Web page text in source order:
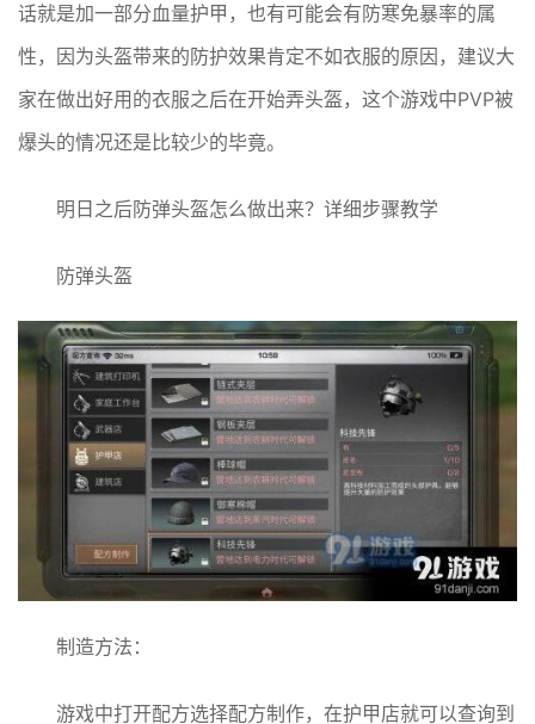
话就是加一部分血量护甲，也有可能会有防寒免暴率的属
性，因为头盔带来的防护效果肯定不如衣服的原因，建议大
家在做出好用的衣服之后在开始弄头盔，这个游戏中PVP被
爆头的情况还是比较少的毕竟。
明日之后防弹头盔怎么做出来？详细步骤教学
防弹头盔
制造方法：
游戏中打开配方选择配方制作，在护甲店就可以查询到